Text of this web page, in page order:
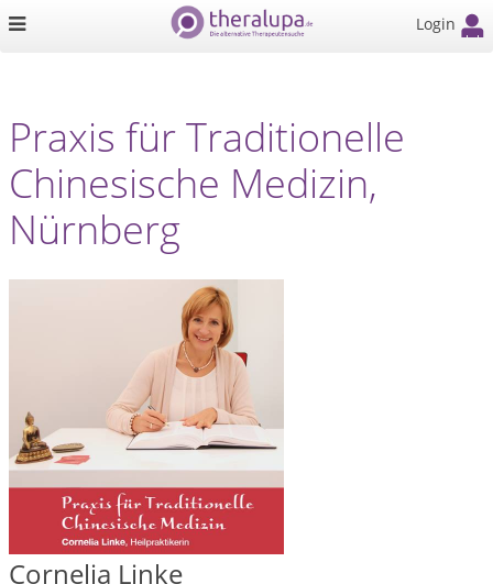
Login
Praxis für Traditionelle
Chinesische Medizin,
Nürnberg
Cornelia Linke